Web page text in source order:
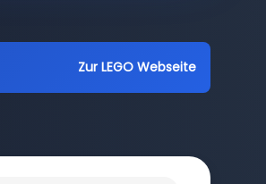
Zur LEGO Webseite